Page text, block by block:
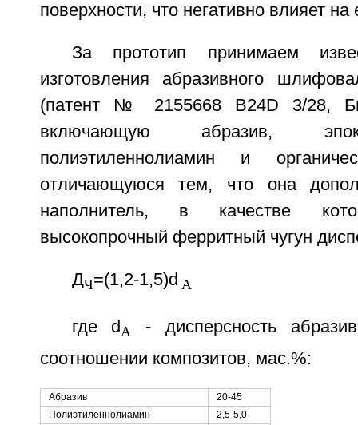
поверхности, что негативно влияет на
За прототип принимаем
изготовления абразивного
(патент № 2155668 В24D 3/28,
включающую абразив,
полиэтиленнолиамин и
отличающуюся тем, что она
наполнитель, в качестве
высокопрочный ферритный чугун
ДЧ=(1,2-1,5)d A
где dA
- дисперсность
соотношении композитов, мас.%:
Абразив
20-45
Полиэтиленнолиамин
2,5-5,0